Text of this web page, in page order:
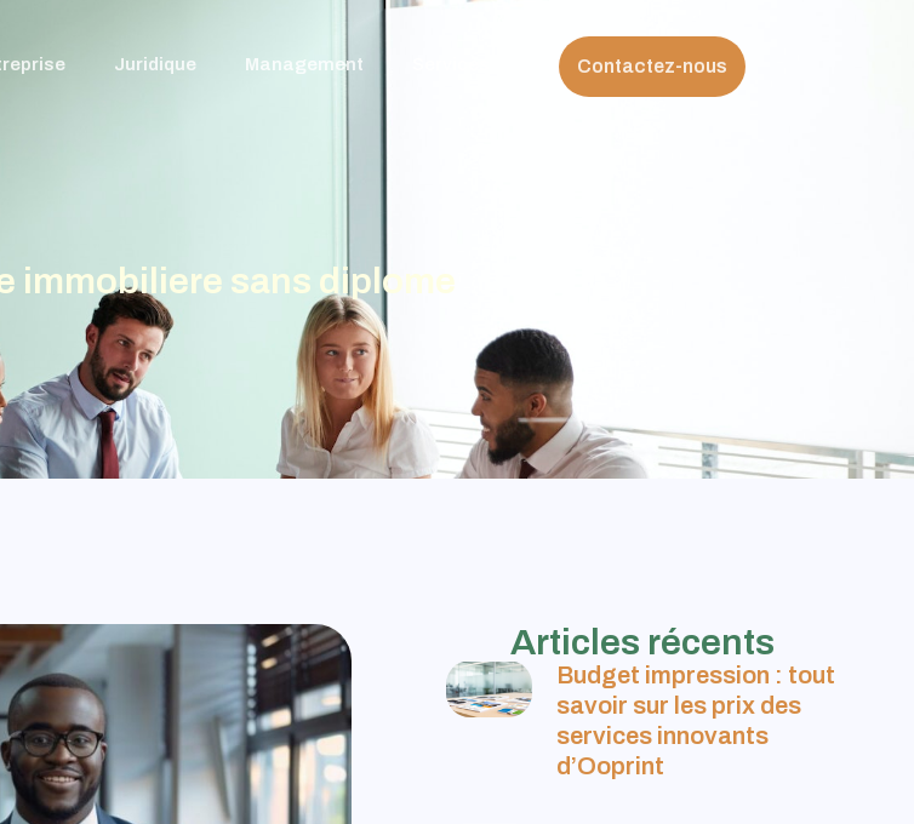
Juridique Management Contactez-nous
immobiliere sans diplome
Articles récents
Budget impression : tout
savoir sur les prix des
services innovants
d’Ooprint